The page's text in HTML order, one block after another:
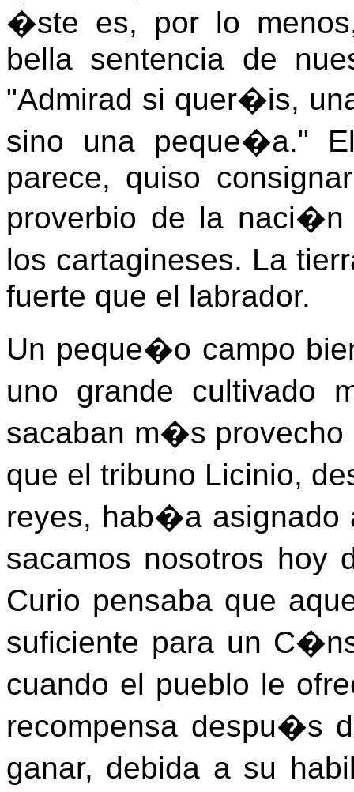
�ste es, por lo
bella sentencia de
"Admirad si quer�is,
sino una peque�a."
parece, quiso
proverbio de la
los cartagineses. La
fuerte que el labrador.
Un peque�o campo
uno grande cultivado
sacaban m�s provecho
que el tribuno Licinio,
reyes, hab�a asignado
sacamos nosotros hoy
Curio pensaba que
suficiente para un
cuando el pueblo le
recompensa despu�s
ganar, debida a su